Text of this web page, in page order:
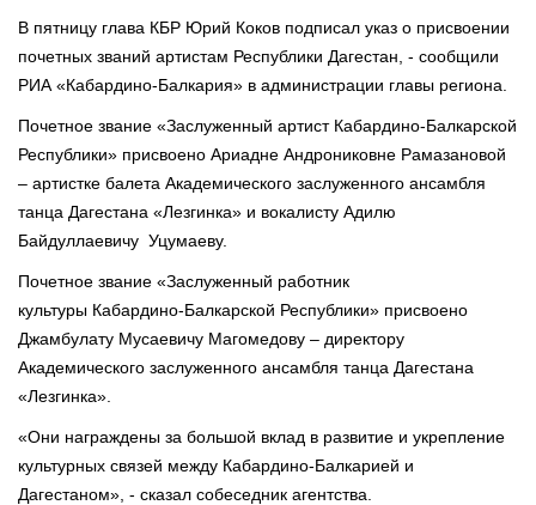
В пятницу глава КБР Юрий Коков подписал указ о присвоении
почетных званий артистам Республики Дагестан, - сообщили
РИА «Кабардино-Балкария» в администрации главы региона.
Почетное звание «Заслуженный артист Кабардино-Балкарской
Республики» присвоено Ариадне Андрониковне Рамазановой
– артистке балета Академического заслуженного ансамбля
танца Дагестана «Лезгинка» и вокалисту Адилю
Байдуллаевичу Уцумаеву.
Почетное звание «Заслуженный работник
культуры Кабардино-Балкарской Республики» присвоено
Джамбулату Мусаевичу Магомедову – директору
Академического заслуженного ансамбля танца Дагестана
«Лезгинка».
«Они награждены за большой вклад в развитие и укрепление
культурных связей между Кабардино-Балкарией и
Дагестаном», - сказал собеседник агентства.